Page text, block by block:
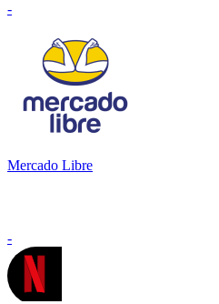
-
Mercado Libre
-